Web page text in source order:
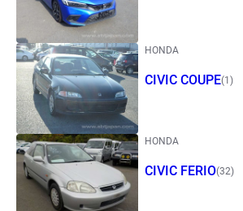
HONDA
CIVIC COUPE(1)
HONDA
CIVIC FERIO(32)